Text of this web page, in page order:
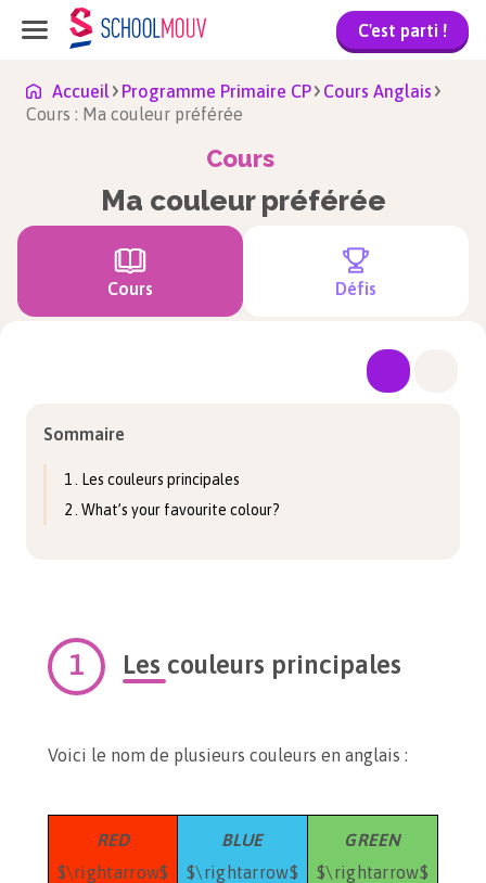
C'est parti !
Accueil Programme Primaire CP
Cours Anglais
Cours : Ma couleur préférée
Cours
Ma couleur préférée
Cours Défis
Sommaire
1 . Les couleurs principales
2 . What’s your favourite colour?
Les couleurs principales
Voici le nom de plusieurs couleurs en anglais :
RED
$\rightarrow$
BLUE
$\rightarrow$
GREEN
$\rightarrow$